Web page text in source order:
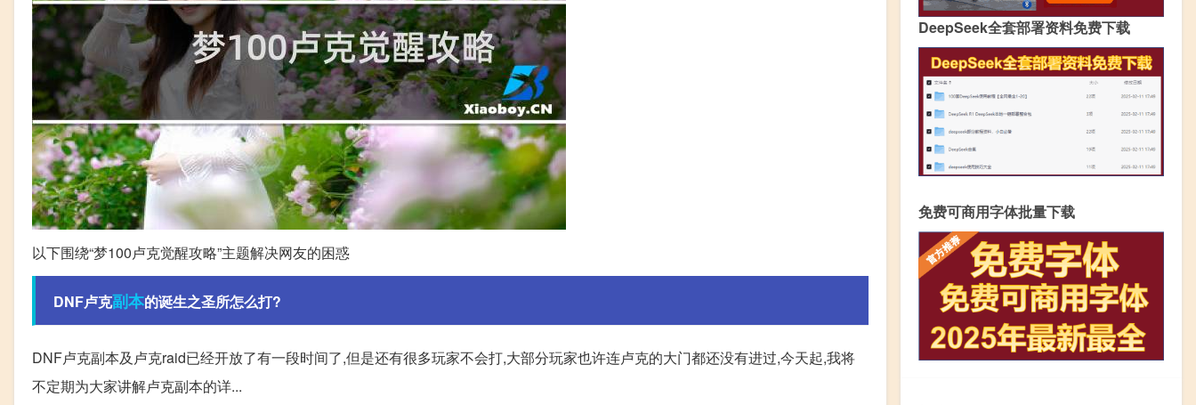
以下围绕“梦100卢克觉醒攻略”主题解决网友的困惑
DNF卢克副本的诞生之圣所怎么打?
DNF卢克副本及卢克raid已经开放了有一段时间了,但是还有很多玩家不会打,大部分玩家也许连卢克的大门都还没有进过,今天起,我将
不定期为大家讲解卢克副本的详...
DeepSeek全套部署资料免费下载
免费可商用字体批量下载